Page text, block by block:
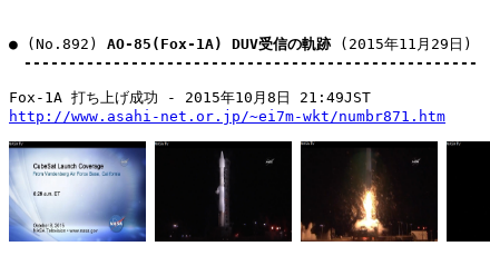
● (No.892) AO-85(Fox-1A) DUV受信の軌跡 (2015年11月29日)
---------------------------------------------------
http://www.asahi-net.or.jp/~ei7m-wkt/numbr871.htm